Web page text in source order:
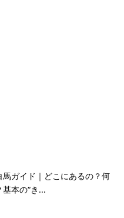
馬ガイド｜どこにあるの？何
本の“き...